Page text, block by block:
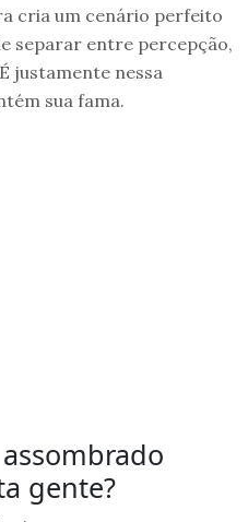
cria um cenário perfeito
separar entre percepção,
justamente nessa
sua fama.
gente?